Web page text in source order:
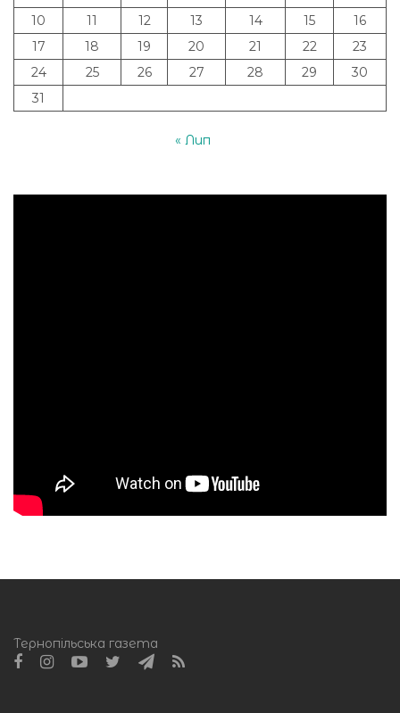
10
11 12 13 14 15
16
17
18 19 20 21 22
23
24
25 26 27 28 29
30
31
« Лип
Тернопільська газета